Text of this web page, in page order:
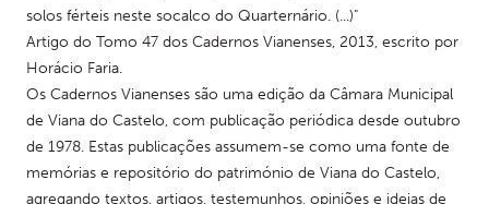
solos férteis neste socalco do Quarternário. (...)"
Artigo do Tomo 47 dos Cadernos Vianenses, 2013, escrito por
Horácio Faria.
Os Cadernos Vianenses são uma edição da Câmara Municipal
de Viana do Castelo, com publicação periódica desde outubro
de 1978. Estas publicações assumem-se como uma fonte de
memórias e repositório do património de Viana do Castelo,
agregando textos, artigos, testemunhos, opiniões e ideias de